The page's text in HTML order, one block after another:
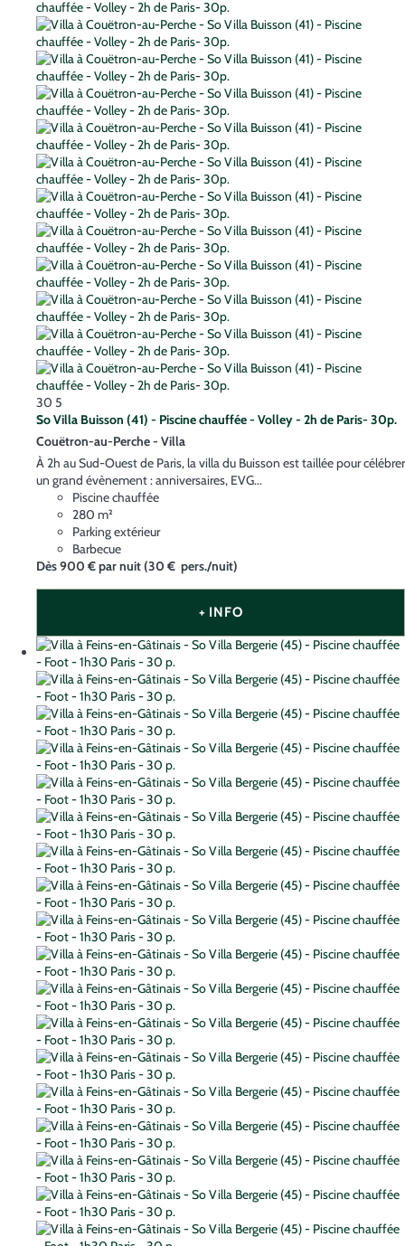
30 5
So Villa Buisson (41) - Piscine chauffée - Volley - 2h de Paris- 30p.
Couëtron-au-Perche - Villa
À 2h au Sud-Ouest de Paris, la villa du Buisson est taillée pour célébrer
un grand évènement : anniversaires, EVG...
Piscine chauffée
280 m²
Parking extérieur
Barbecue
Dès900 €par nuit(30 € pers./nuit)
+ INFO